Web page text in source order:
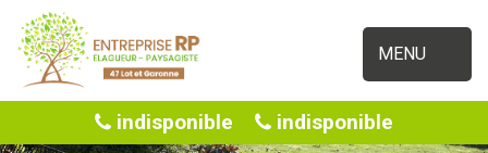
MENU
indisponible indisponible